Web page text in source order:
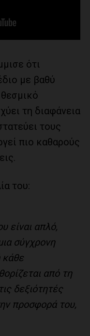
ότι
με βαθύ
τη διαφάνεια
τους
πιο καθαρούς
του:
είναι απλό,
σύγχρονη
κάθε
από τη
δεξιότητές
προσφορά του,